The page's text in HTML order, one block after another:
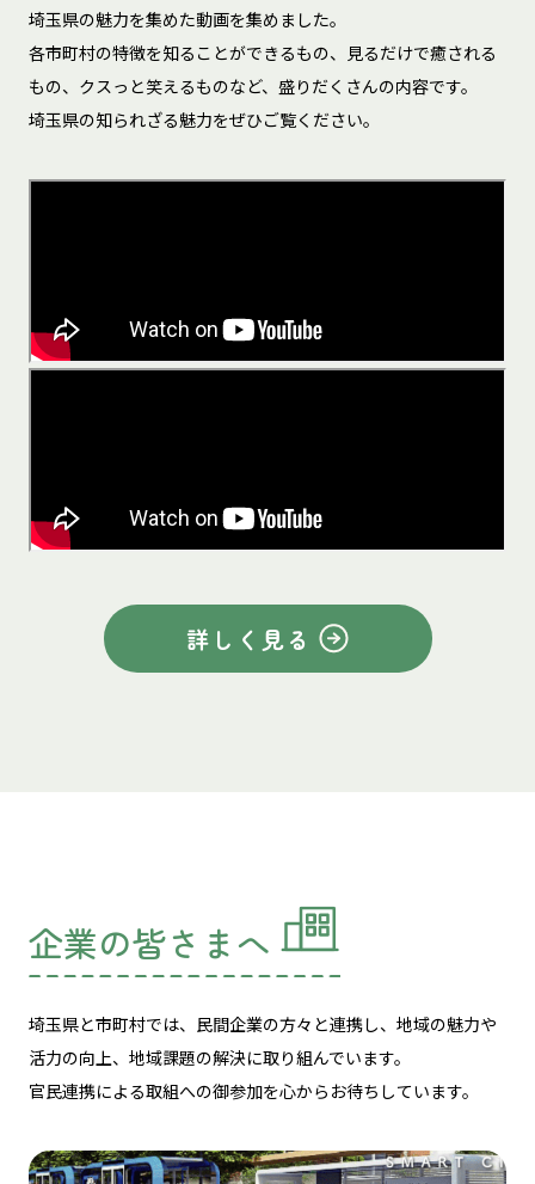
埼玉県の魅力を集めた動画を集めました。
各市町村の特徴を知ることができるもの、見るだけで癒される
もの、 クスっと笑えるものなど、盛りだくさんの内容です。
埼玉県の知られざる魅力をぜひご覧ください。
詳しく見る
企業の皆さまへ
埼玉県と市町村では、民間企業の方々と連携し、 地域の魅力や
活力の向上、地域課題の解決に取り組んでいます。
官民連携による取組への御参加を心からお待ちしています。